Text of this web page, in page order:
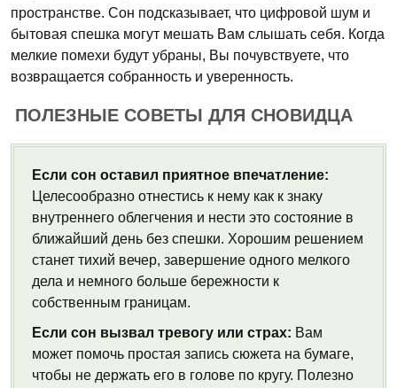
пространстве. Сон подсказывает, что цифровой шум и
бытовая спешка могут мешать Вам слышать себя. Когда
мелкие помехи будут убраны, Вы почувствуете, что
возвращается собранность и уверенность.
ПОЛЕЗНЫЕ СОВЕТЫ ДЛЯ СНОВИДЦА
Если сон оставил приятное впечатление:
Целесообразно отнестись к нему как к знаку
внутреннего облегчения и нести это состояние в
ближайший день без спешки. Хорошим решением
станет тихий вечер, завершение одного мелкого
дела и немного больше бережности к
собственным границам.
Если сон вызвал тревогу или страх: Вам
может помочь простая запись сюжета на бумаге,
чтобы не держать его в голове по кругу. Полезно